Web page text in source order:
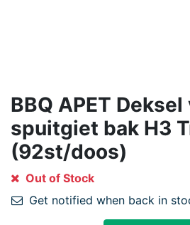
BBQ APET Deksel
spuitgiet bak H3
(92st/doos)
Out of Stock
Get notified when back in